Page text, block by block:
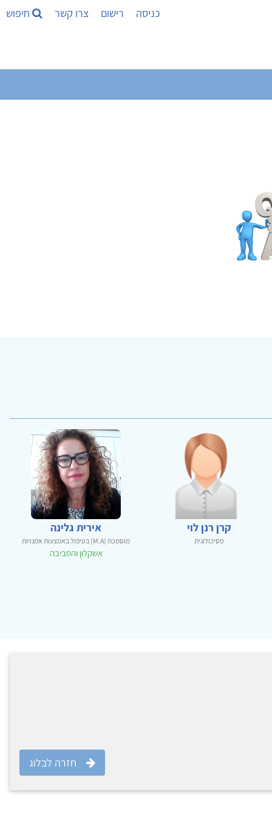
כניסה רישום צרו קשר חיפוש
קרן רנן לוי
פסיכולוגית
אירית גלינה
מוסמכת (M.A) בטיפול באמצעות אמנויות
אשקלון והסביבה
חזרה לבלוג